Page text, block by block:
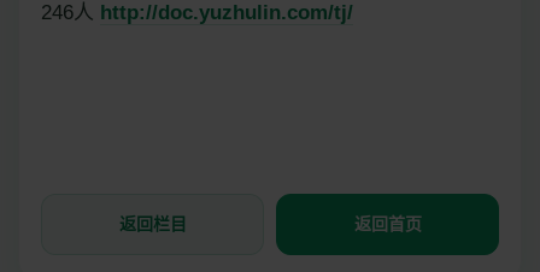
246人 http://doc.yuzhulin.com/tj/
返回栏目 返回首页